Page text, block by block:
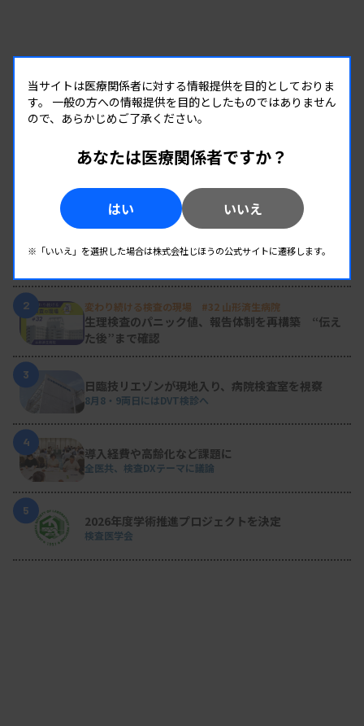
RANKING
人気の記事
新人臨床検査技師の歩き方 ［第16回］
チーム医療の中で信頼される技師
2 変わり続ける検査の現場 #32 山形済生病院
生理検査のパニック値、報告体制を再構築 “伝え
た後”まで確認
3
日臨技リエゾンが現地入り、病院検査室を視察
8月8・9両日にはDVT検診へ
4
導入経費や高齢化など課題に
全医共、検査DXテーマに議論
5
2026年度学術推進プロジェクトを決定
検査医学会
当サイトは医療関係者に対する情報提供を目的としておりま
す。 一般の方への情報提供を目的としたものではありません
ので、あらかじめご了承ください。
あなたは医療関係者ですか？
はい いいえ
※「いいえ」を選択した場合は株式会社じほうの公式サイトに遷移します。